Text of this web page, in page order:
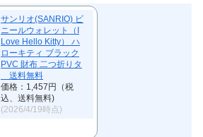
サンリオ(SANRIO) ビ
ニールウォレット（I
Love Hello Kitty） ハ
ローキティ ブラック
PVC 財布 二つ折りタ
送料無料
価格：1,457円（税
込、送料無料)
(2026/4/19時点)